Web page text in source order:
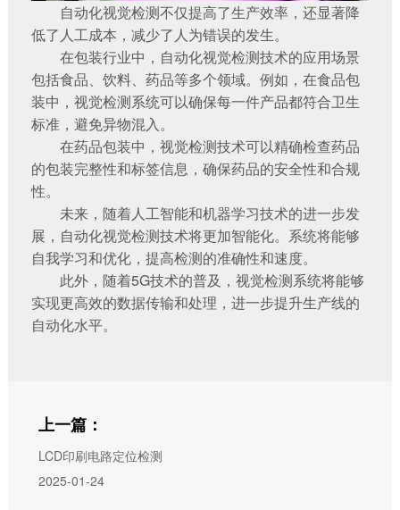
自动化视觉检测不仅提高了生产效率，还显著降
低了人工成本，减少了人为错误的发生。
在包装行业中，自动化视觉检测技术的应用场景
包括食品、饮料、药品等多个领域。例如，在食品包
装中，视觉检测系统可以确保每一件产品都符合卫生
标准，避免异物混入。
在药品包装中，视觉检测技术可以精确检查药品
的包装完整性和标签信息，确保药品的安全性和合规
性。
未来，随着人工智能和机器学习技术的进一步发
展，自动化视觉检测技术将更加智能化。系统将能够
自我学习和优化，提高检测的准确性和速度。
此外，随着5G技术的普及，视觉检测系统将能够
实现更高效的数据传输和处理，进一步提升生产线的
自动化水平。
上一篇：
LCD印刷电路定位检测
2025-01-24